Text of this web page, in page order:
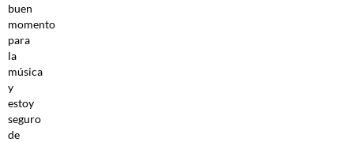
buen
momento
para
la
música
y
estoy
seguro
de